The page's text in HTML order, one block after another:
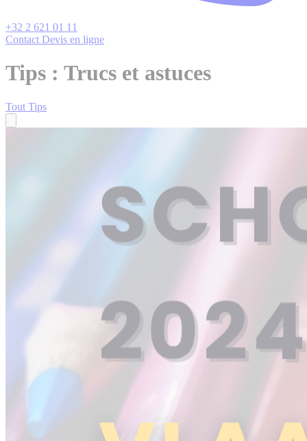
+32 2 621 01 11
Contact Devis en ligne
Tips : Trucs et astuces
Tout Tips